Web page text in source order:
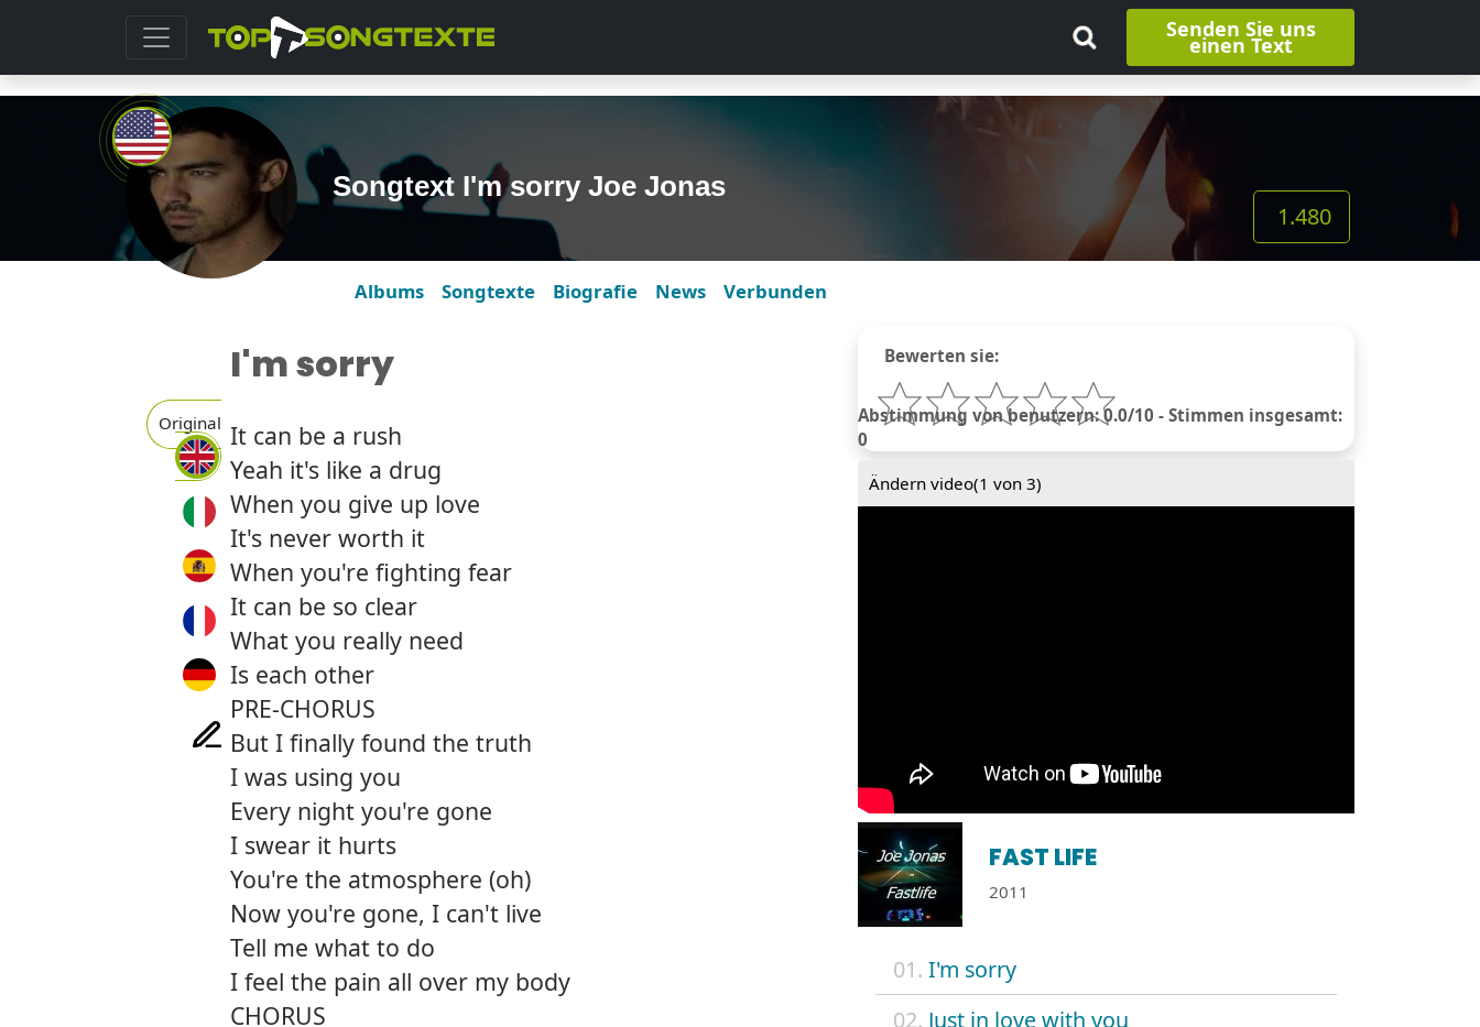
Senden Sie uns
einen Text
Songtext I'm sorry Joe Jonas
1.480
Albums Songtexte Biografie News Verbunden
Original
Bewerten sie:
Abstimmung von benutzern: 0.0/10 - Stimmen insgesamt:
0
Ändern video(1 von 3)
FAST LIFE
2011
01. I'm sorry
02. Just in love with you
I'm sorry
It can be a rush
Yeah it's like a drug
When you give up love
It's never worth it
When you're fighting fear
It can be so clear
What you really need
Is each other
PRE-CHORUS
But I finally found the truth
I was using you
Every night you're gone
I swear it hurts
You're the atmosphere (oh)
Now you're gone, I can't live
Tell me what to do
I feel the pain all over my body
CHORUS